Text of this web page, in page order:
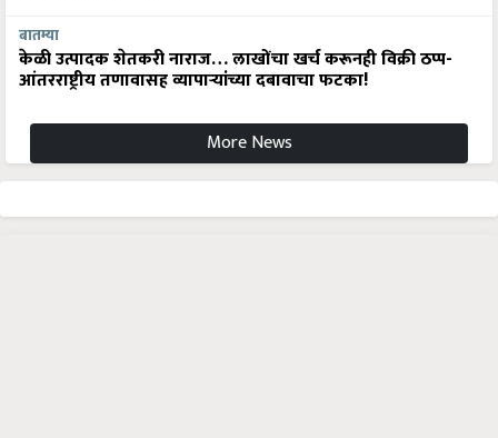
बातम्या
केळी उत्पादक शेतकरी नाराज… लाखोंचा खर्च करूनही विक्री ठप्प-
आंतरराष्ट्रीय तणावासह व्यापाऱ्यांच्या दबावाचा फटका!
More News